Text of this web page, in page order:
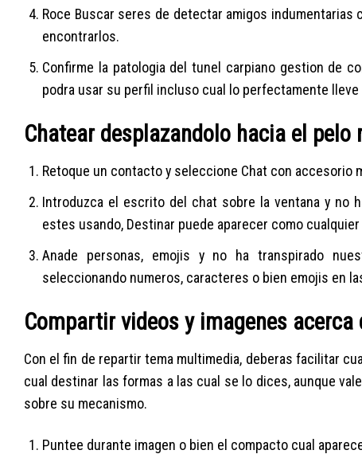
Roce Buscar seres de detectar amigos
encontrarlos.
Confirme la patologi­a del tunel carpiano gestion de
podra usar su perfil incluso cual lo perfectamente lleve
Chatear desplazandolo hacia el
Retoque un contacto y seleccione Chat con accesorio
Introduzca el escrito del chat sobre la ventana y no
estes usando, Destinar puede aparecer como
Anade personas, emojis y no ha transpirado
seleccionando numeros, caracteres o bien emojis en
Compartir videos y imagenes acerca
Con el fin de repartir tema multimedia, deberas facilitar
cual destinar las formas a las cual se lo dices, aunque
sobre su mecanismo.
Puntee durante imagen o bien el compacto cual